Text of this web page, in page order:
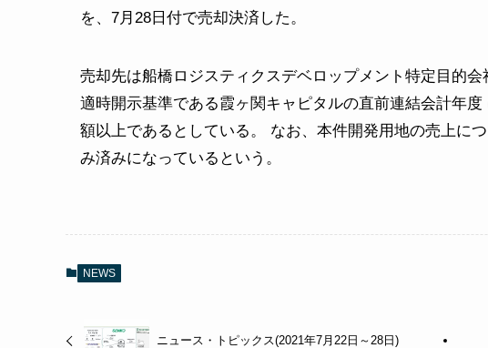
を、7月28日付で売却決済した。
売却先は船橋ロジスティクスデベロップメント特定目的
適時開示基準である霞ヶ関キャピタルの直前連結会計年
額以上であるとしている。 なお、本件開発用地の売上に
み済みになっているという。
NEWS
ニュース・トピックス(2021年7月22日～28日)